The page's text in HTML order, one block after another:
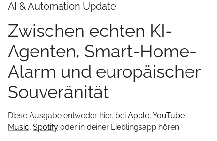
AI & Automation Update
Zwischen echten KI-
Agenten, Smart-Home-
Alarm und europäischer
Souveränität
Diese Ausgabe entweder hier, bei Apple, YouTube
Music, Spotify oder in deiner Lieblingsapp hören.